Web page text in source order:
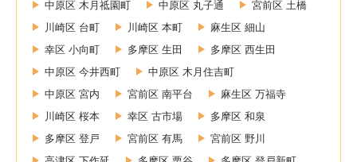
中原区 木月祗園町
中原区 丸子通
宮前区 土橋
川崎区 台町
川崎区 本町
麻生区 細山
幸区 小向町
多摩区 生田
多摩区 西生田
中原区 今井西町
中原区 木月住吉町
中原区 宮内
宮前区 南平台
麻生区 万福寺
川崎区 桜本
幸区 古市場
多摩区 和泉
多摩区 登戸
宮前区 有馬
宮前区 野川